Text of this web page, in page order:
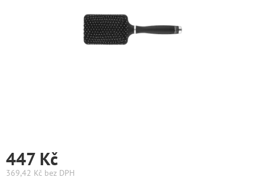
K-
Max
447 Kč
369,42 Kč bez DPH